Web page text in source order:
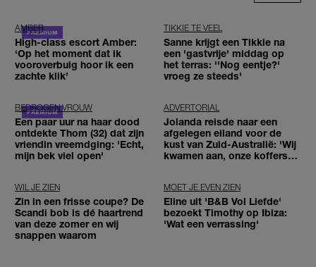
AMBER
High-class escort Amber:
‘Op het moment dat ik
vooroverbuig hoor ik een
zachte klik’
TIKKIE TE VEEL
Sanne krijgt een Tikkie na
een 'gastvrije' middag op
het terras: ''Nog eentje?'
vroeg ze steeds'
BEDROGEN VROUW
Een paar uur na haar dood
ontdekte Thom (32) dat zijn
vriendin vreemdging: 'Echt,
mijn bek viel open'
ADVERTORIAL
Jolanda reisde naar een
afgelegen eiland voor de
kust van Zuid-Australië: 'Wij
kwamen aan, onze koffers
WIL JE ZIEN
Zin in een frisse coupe? De
Scandi bob is dé haartrend
van deze zomer en wij
snappen waarom
MOET JE EVEN ZIEN
Eline uit 'B&B Vol Liefde'
bezoekt Timothy op Ibiza:
'Wat een verrassing'